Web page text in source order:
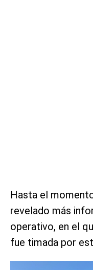
Hasta el
revelado más
operativo, en el
fue timada por